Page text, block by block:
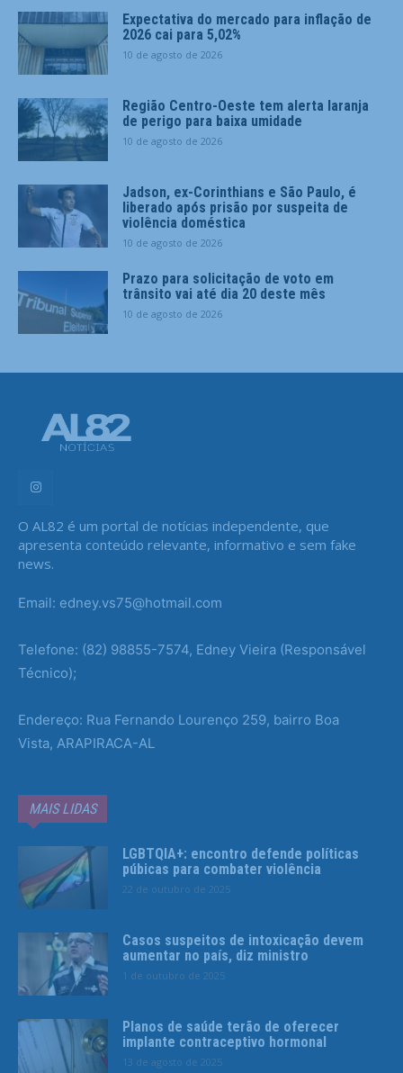
Expectativa do mercado para inflação de
2026 cai para 5,02%
10 de agosto de 2026
Região Centro-Oeste tem alerta laranja
de perigo para baixa umidade
10 de agosto de 2026
Jadson, ex-Corinthians e São Paulo, é
liberado após prisão por suspeita de
violência doméstica
10 de agosto de 2026
Prazo para solicitação de voto em
trânsito vai até dia 20 deste mês
10 de agosto de 2026
O AL82 é um portal de notícias independente, que
apresenta conteúdo relevante, informativo e sem fake
news.
Email: edney.vs75@hotmail.com
Telefone: (82) 98855-7574, Edney Vieira (Responsável
Técnico);
Endereço: Rua Fernando Lourenço 259, bairro Boa
Vista, ARAPIRACA-AL
MAIS LIDAS
LGBTQIA+: encontro defende políticas
púbicas para combater violência
22 de outubro de 2025
Casos suspeitos de intoxicação devem
aumentar no país, diz ministro
1 de outubro de 2025
Planos de saúde terão de oferecer
implante contraceptivo hormonal
13 de agosto de 2025